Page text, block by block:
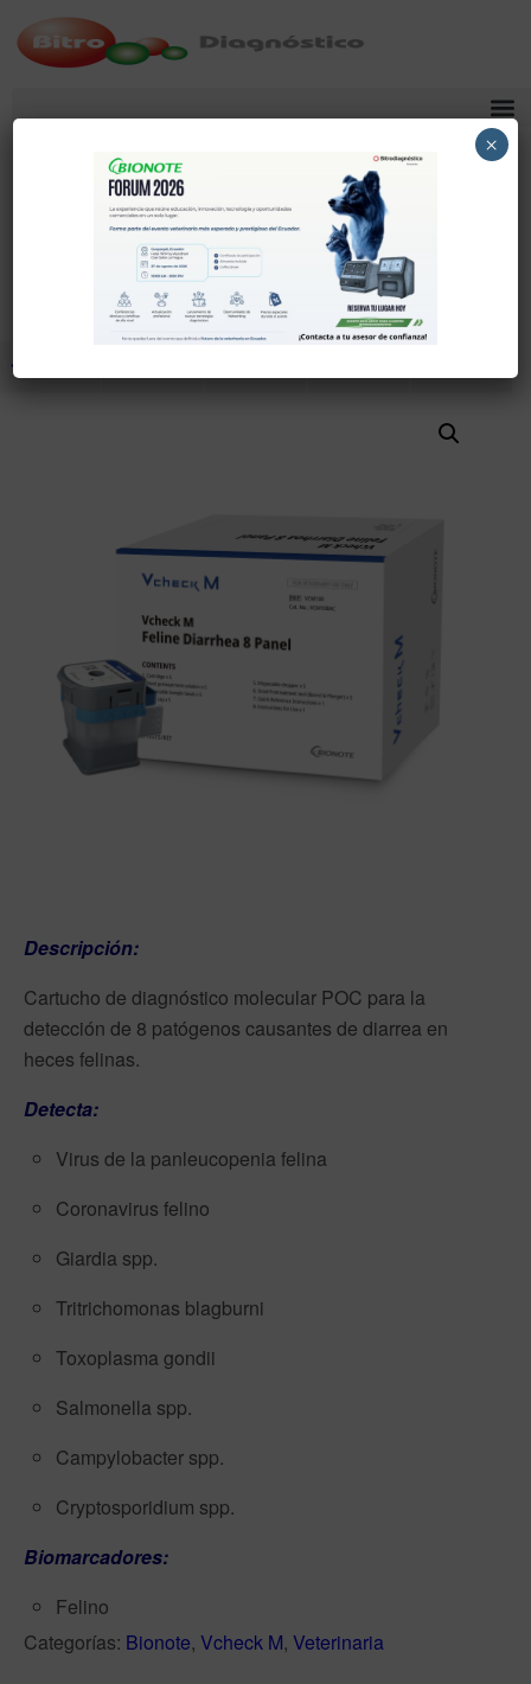
Septiembre 25, 2025
Diarrea Felina 8 Panel
Descripción:
Cartucho de diagnóstico molecular POC para la
detección de 8 patógenos causantes de diarrea en
heces felinas.
Detecta:
Virus de la panleucopenia felina
Coronavirus felino
Giardia spp.
Tritrichomonas blagburni
Toxoplasma gondii
Salmonella spp.
Campylobacter spp.
Cryptosporidium spp.
Biomarcadores:
Felino
Categorías: Bionote, Vcheck M, Veterinaria
×